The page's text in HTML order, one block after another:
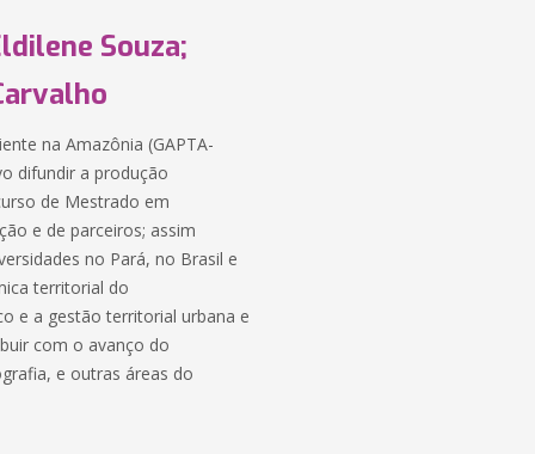
Souza;
na Amazônia (GAPTA-
difundir a produção
de Mestrado em
e de parceiros; assim
no Pará, no Brasil e
territorial do
e a gestão territorial urbana e
com o avanço do
e outras áreas do